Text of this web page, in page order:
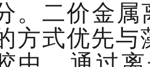
。二价金属
方式优先与